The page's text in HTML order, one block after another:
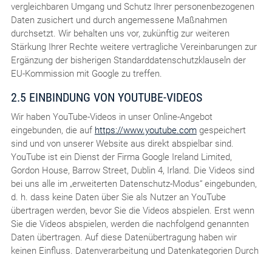
vergleichbaren Umgang und Schutz Ihrer personenbezogenen
Daten zusichert und durch angemessene Maßnahmen
durchsetzt. Wir behalten uns vor, zukünftig zur weiteren
Stärkung Ihrer Rechte weitere vertragliche Vereinbarungen zur
Ergänzung der bisherigen Standarddatenschutzklauseln der
EU-Kommission mit Google zu treffen.
2.5 EINBINDUNG VON YOUTUBE-VIDEOS
Wir haben YouTube-Videos in unser Online-Angebot
eingebunden, die auf https://www.youtube.comgespeichert
sind und von unserer Website aus direkt abspielbar sind.
YouTube ist ein Dienst der Firma Google Ireland Limited,
Gordon House, Barrow Street, Dublin 4, Irland. Die Videos sind
bei uns alle im „erweiterten Datenschutz-Modus“ eingebunden,
d. h. dass keine Daten über Sie als Nutzer an YouTube
übertragen werden, bevor Sie die Videos abspielen. Erst wenn
Sie die Videos abspielen, werden die nachfolgend genannten
Daten übertragen. Auf diese Datenübertragung haben wir
keinen Einfluss. Datenverarbeitung und Datenkategorien Durch